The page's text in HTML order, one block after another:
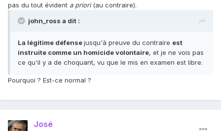
pas du tout évident a priori(au contraire).
john_ross a dit :
La légitime défensejusqu'à preuve du contraire est
instruite comme un homicide volontaire, et je ne vois pas
ce qu'il y a de choquant, vu que le mis en examen est libre.
Pourquoi ? Est-ce normal ?
José